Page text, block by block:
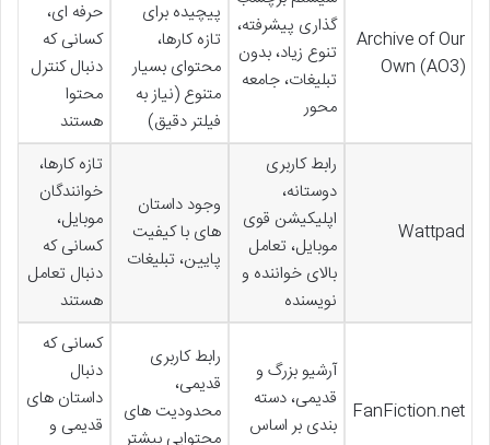
Archive of Our
Own (AO3)
گذاری پیشرفته،
تنوع زیاد، بدون
تبلیغات، جامعه
محور
پیچیده برای
تازه کارها،
محتوای بسیار
متنوع (نیاز به
فیلتر دقیق)
حرفه ای،
کسانی که
دنبال کنترل
محتوا
هستند
Wattpad
رابط کاربری
دوستانه،
اپلیکیشن قوی
موبایل، تعامل
بالای خواننده و
نویسنده
وجود داستان
های با کیفیت
پایین، تبلیغات
تازه کارها،
خوانندگان
موبایل،
کسانی که
دنبال تعامل
هستند
FanFiction.net
آرشیو بزرگ و
قدیمی، دسته
بندی بر اساس
رابط کاربری
قدیمی،
محدودیت های
محتوایی بیشتر
کسانی که
دنبال
داستان های
قدیمی و